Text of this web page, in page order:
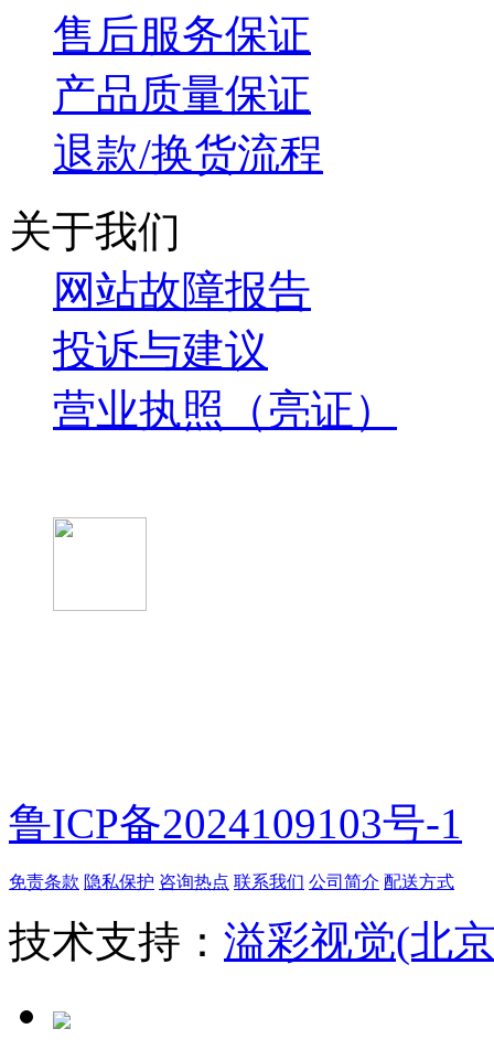
售后服务保证
产品质量保证
退款/换货流程
关于我们
网站故障报告
投诉与建议
营业执照（亮证）
鲁ICP备2024109103号-1
免责条款 隐私保护 咨询热点 联系我们 公司简介 配送方式
技术支持： 溢彩视觉(北